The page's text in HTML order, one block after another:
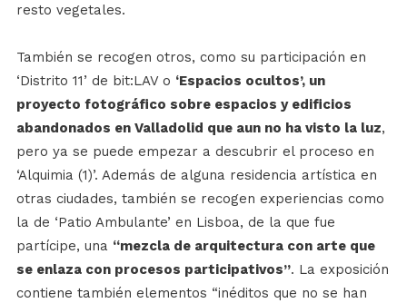
resto vegetales.
También se recogen otros, como su participación en
‘Distrito 11’ de bit:LAV o ‘Espacios ocultos’, un
proyecto fotográfico sobre espacios y edificios
abandonados en Valladolid que aun no ha visto la luz,
pero ya se puede empezar a descubrir el proceso en
‘Alquimia (1)’. Además de alguna residencia artística en
otras ciudades, también se recogen experiencias como
la de ‘Patio Ambulante’ en Lisboa, de la que fue
partícipe, una “mezcla de arquitectura con arte que
se enlaza con procesos participativos”. La exposición
contiene también elementos “inéditos que no se han